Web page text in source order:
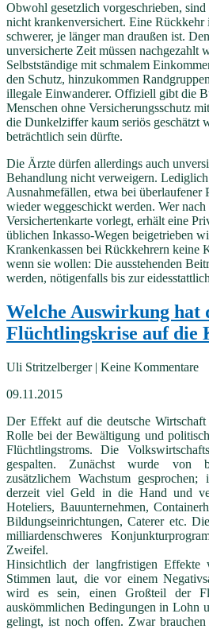
Obwohl gesetzlich vorgeschrieben,
nicht krankenversichert. Eine Rückkehr
schwerer, je länger man draußen ist.
unversicherte Zeit müssen nachgezahlt
Selbstständige mit schmalem
den Schutz, hinzukommen
illegale Einwanderer. Offiziell gibt die
Menschen ohne Versicherungsschutz
die Dunkelziffer kaum seriös geschätzt
beträchtlich sein dürfte.
Die Ärzte dürfen allerdings auch
Behandlung nicht verweigern.
Ausnahmefällen, etwa bei überlaufener
wieder weggeschickt werden. Wer
Versichertenkarte vorlegt, erhält eine
üblichen Inkasso-Wegen beigetrieben
Krankenkassen bei Rückkehrern keine
wenn sie wollen: Die ausstehenden
werden, nötigenfalls bis zur
Welche Auswirkung hat
Flüchtlingskrise auf die
Uli Stritzelberger | Keine Kommentare
09.11.2015
Der Effekt auf die deutsche Wirtschaft
Rolle bei der Bewältigung und
Flüchtlingstroms. Die
gespalten. Zunächst wurde von
zusätzlichem Wachstum
derzeit viel Geld in die Hand und
Hoteliers, Bauunternehmen,
Bildungseinrichtungen, Caterer etc.
milliardenschweres
Zweifel.
Hinsichtlich der langfristigen Effekte
Stimmen laut, die vor einem
wird es sein, einen Großteil der
auskömmlichen Bedingungen in Lohn
gelingt, ist noch offen. Zwar